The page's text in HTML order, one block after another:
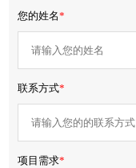
您的姓名*
联系方式*
项目需求*